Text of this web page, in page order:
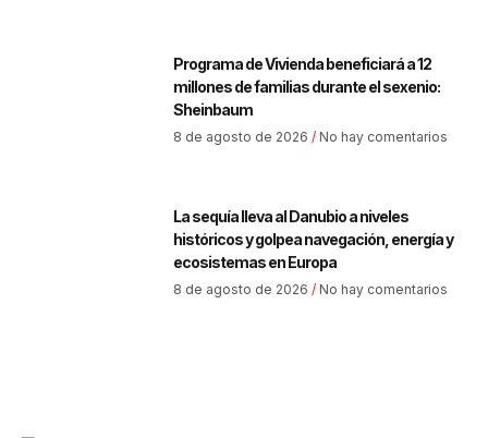
Programa de Vivienda beneficiará a 12
millones de familias durante el sexenio:
Sheinbaum
8 de agosto de 2026 No hay comentarios
La sequía lleva al Danubio a niveles
históricos y golpea navegación, energía y
ecosistemas en Europa
8 de agosto de 2026 No hay comentarios